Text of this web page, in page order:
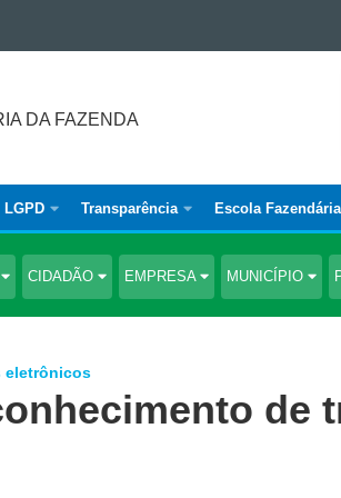
DA FAZENDA
LGPD Transparência Escola
CIDADÃO EMPRESA MUNICÍPIO
eletrônicos
de